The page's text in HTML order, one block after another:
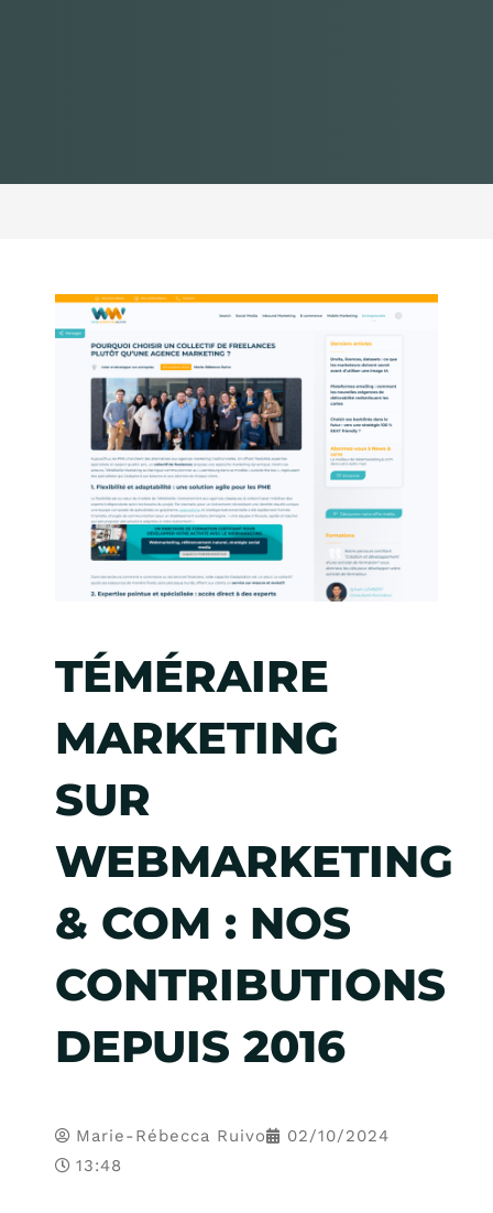
TÉMÉRAIRE
MARKETING
SUR
WEBMARKETING
& COM : NOS
CONTRIBUTIONS
DEPUIS 2016
Marie-Rébecca Ruivo
02/10/2024
13:48